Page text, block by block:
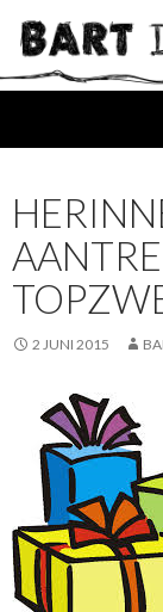
2 JUNI 2015